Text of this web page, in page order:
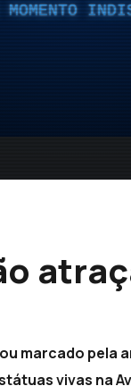
marcado pela
vivas na